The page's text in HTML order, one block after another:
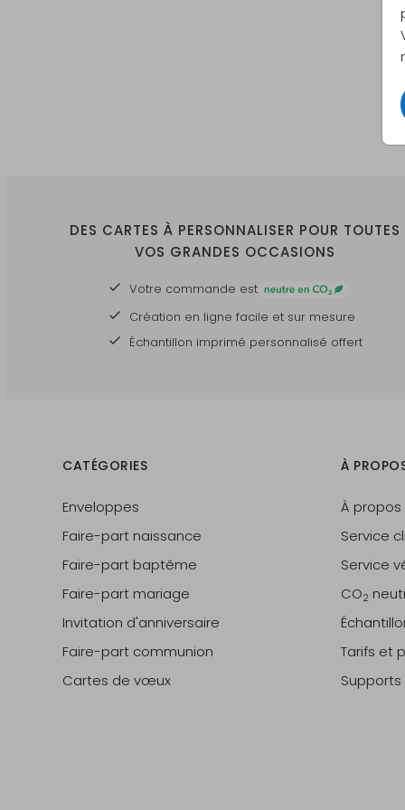
DES CARTES À PERSONNALISER POUR TOUTES
VOS GRANDES OCCASIONS
Votre commande est
Création en ligne facile et sur mesure
Échantillon imprimé personnalisé offert
CATÉGORIES
Enveloppes
Faire-part naissance
Faire-part baptême
Faire-part mariage
Invitation d'anniversaire
Faire-part communion
Cartes de vœux
À
À
Service
Service
CO2
Tarifs et
Supports